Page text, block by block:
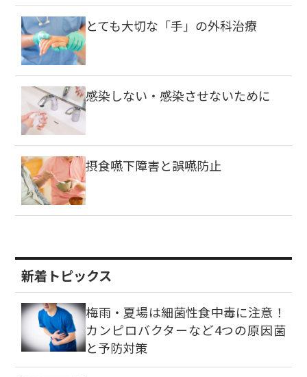
とても大切な「手」の外科治療
感染しない・感染させないために
摂食嚥下障害と誤嚥防止
新着トピックス
梅雨・夏場は細菌性食中毒に注意！
カンピロバクターなど4つの原因菌
と予防対策